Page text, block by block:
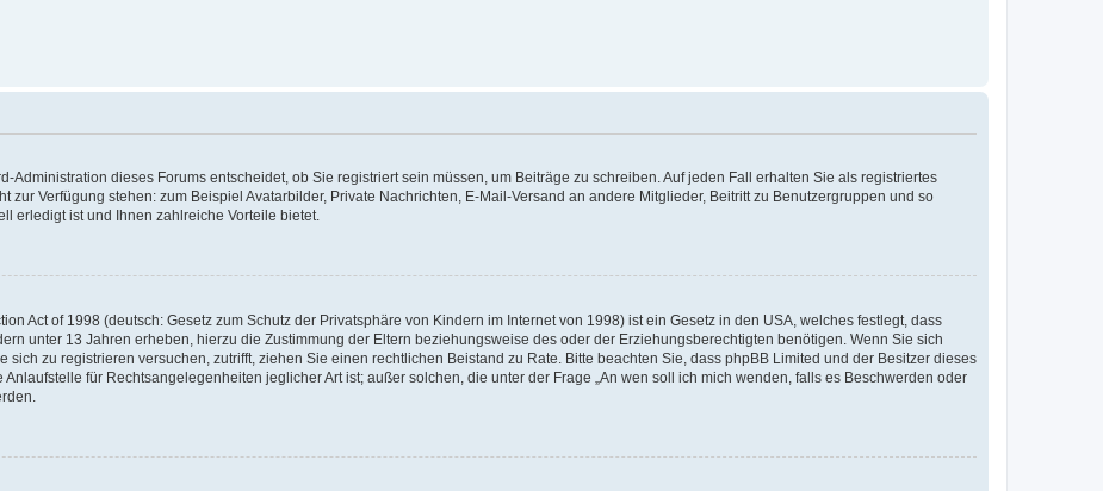
Administration dieses Forums entscheidet, ob Sie registriert sein müssen, um Beiträge zu schreiben. Auf jeden Fall erhalten Sie als registriertes
zur Verfügung stehen: zum Beispiel Avatarbilder, Private Nachrichten, E-Mail-Versand an andere Mitglieder, Beitritt zu Benutzergruppen und so
erledigt ist und Ihnen zahlreiche Vorteile bietet.
Act of 1998 (deutsch: Gesetz zum Schutz der Privatsphäre von Kindern im Internet von 1998) ist ein Gesetz in den USA, welches festlegt, dass
unter 13 Jahren erheben, hierzu die Zustimmung der Eltern beziehungsweise des oder der Erziehungsberechtigten benötigen. Wenn Sie sich
sich zu registrieren versuchen, zutrifft, ziehen Sie einen rechtlichen Beistand zu Rate. Bitte beachten Sie, dass phpBB Limited und der Besitzer dieses
für Rechtsangelegenheiten jeglicher Art ist; außer solchen, die unter der Frage „An wen soll ich mich wenden, falls es Beschwerden oder